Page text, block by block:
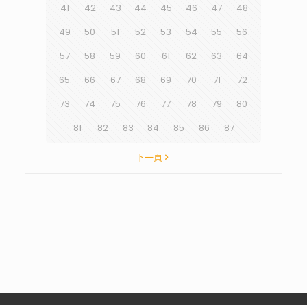
41
42 43 44 45 46 47
48
49
50 51 52 53 54 55
56
57
58 59 60 61 62 63
64
65
66 67 68 69 70 71
72
73
74 75 76 77 78 79
80
81
82 83 84 85 86 87
下一頁